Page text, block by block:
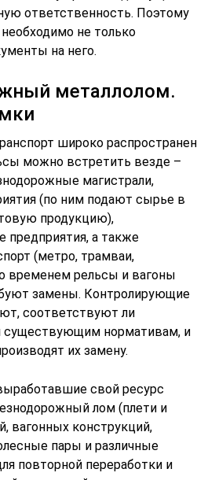
ответственность. Поэтому
не только
на него.
металлолом.
широко распространен
можно встретить везде –
магистрали,
(по ним подают сырье в
продукцию),
предприятия, а также
(метро, трамваи,
временем рельсы и вагоны
замены. Контролирующие
соответствуют ли
существующим нормативам, и
их замену.
свой ресурс
лом (плети и
вагонных конструкций,
пары и различные
повторной переработки и